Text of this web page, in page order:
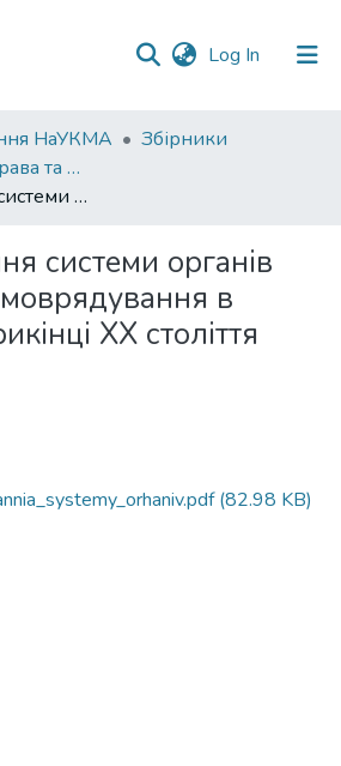
Log In (current)
НаУКМА
Збірники
Верховенство права та місцеве самоврядування: тези доповідей студентів і аспірантів на ІІІ Міжнародному науково-практичному форумі з верховенства права
Реформування системи органів місцевого самоврядування в Польщі наприкінці ХХ століття
системи органів
в
ХХ століття
(82.98 KB)